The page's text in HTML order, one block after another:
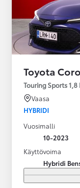
Toyota
Touring Sports
Vaasa
HYBRIDI
Vuosimalli
10-2023
Käyttövoima
Hybridi